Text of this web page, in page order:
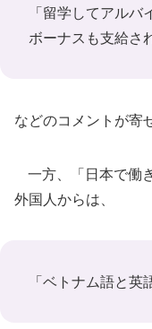
「留学してアル
ボーナスも支給さ
などのコメントが寄
一方、「日本で働
外国人からは、
「ベトナム語と英